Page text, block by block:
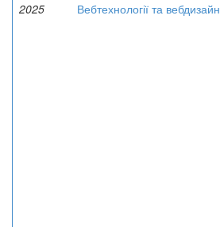
2025
Вебтехнології та вебдизайн